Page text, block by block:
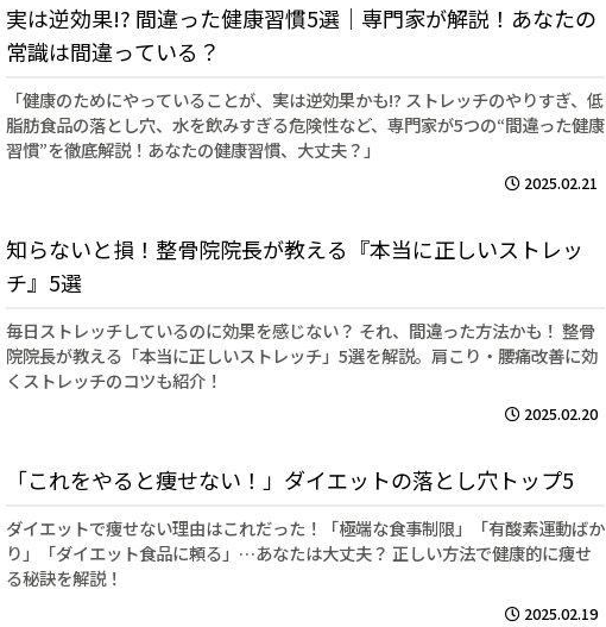
実は逆効果!? 間違った健康習慣5選｜専門家が解説！あなたの
常識は間違っている？
「健康のためにやっていることが、実は逆効果かも!? ストレッチのやりすぎ、低
脂肪食品の落とし穴、水を飲みすぎる危険性など、専門家が5つの“間違った健康
習慣”を徹底解説！あなたの健康習慣、大丈夫？」
2025.02.21
知らないと損！整骨院院長が教える『本当に正しいストレッ
チ』5選
毎日ストレッチしているのに効果を感じない？ それ、間違った方法かも！ 整骨
院院長が教える「本当に正しいストレッチ」5選を解説。肩こり・腰痛改善に効
くストレッチのコツも紹介！
2025.02.20
「これをやると痩せない！」ダイエットの落とし穴トップ5
ダイエットで痩せない理由はこれだった！「極端な食事制限」「有酸素運動ばか
り」「ダイエット食品に頼る」…あなたは大丈夫？ 正しい方法で健康的に痩せ
る秘訣を解説！
2025.02.19